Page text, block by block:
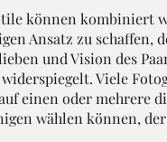
können kombiniert
Ansatz zu schaffen,
und Vision des
Viele
einen oder mehrere
wählen können,